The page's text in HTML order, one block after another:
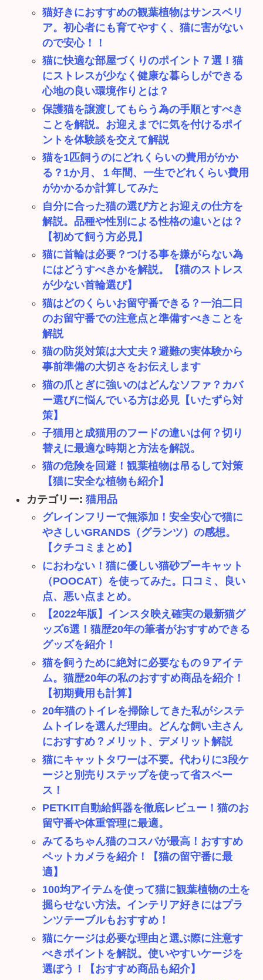
猫好きにおすすめの観葉植物はサンスベリ
ア。初心者にも育てやすく、猫に害がない
ので安心！！
猫に快適な部屋づくりのポイント７選！猫
にストレスが少なく健康な暮らしができる
心地の良い環境作りとは？
保護猫を譲渡してもらう為の手順とすべき
ことを解説。お迎えまでに気を付けるポイ
ントを体験談を交えて解説
猫を1匹飼うのにどれくらいの費用がかか
る？1か月、１年間、一生でどれくらい費用
がかかるか計算してみた
自分に合った猫の選び方とお迎えの仕方を
解説。品種や性別による性格の違いとは？
【初めて飼う方必見】
猫に首輪は必要？つける事を嫌がらない為
にはどうすべきかを解説。【猫のストレス
が少ない首輪選び】
猫はどのくらいお留守番できる？一泊二日
のお留守番での注意点と準備すべきことを
解説
猫の防災対策は大丈夫？避難の実体験から
事前準備の大切さをお伝えします
猫の爪とぎに強いのはどんなソファ？カバ
ー選びに悩んでいる方は必見【いたずら対
策】
子猫用と成猫用のフードの違いは何？切り
替えに最適な時期と方法を解説。
猫の危険を回避！観葉植物は吊るして対策
【猫に安全な植物も紹介】
カテゴリー: 猫用品
グレインフリーで無添加！安全安心で猫に
やさしいGRANDS（グランツ）の感想。
【クチコミまとめ】
におわない！猫に優しい猫砂プーキャット
（POOCAT）を使ってみた。口コミ、良い
点、悪い点まとめ。
【2022年版】インスタ映え確実の最新猫グ
ッズ6選！猫歴20年の筆者がおすすめできる
グッズを紹介！
猫を飼うために絶対に必要なもの９アイテ
ム。猫歴20年の私のおすすめ商品を紹介！
【初期費用も計算】
20年猫のトイレを掃除してきた私がシステ
ムトイレを選んだ理由。どんな飼い主さん
におすすめ？メリット、デメリット解説
猫にキャットタワーは不要。代わりに3段ケ
ージと別売りステップを使って省スペー
ス！
PETKIT自動給餌器を徹底レビュー！猫のお
留守番や体重管理に最適。
みてるちゃん猫のコスパが最高！おすすめ
ペットカメラを紹介！【猫の留守番に最
適】
100均アイテムを使って猫に観葉植物の土を
掘らせない方法。インテリア好きにはプラ
ンツテーブルもおすすめ！
猫にケージは必要な理由と選ぶ際に注意す
べきポイントを解説。使いやすいケージを
選ぼう！【おすすめ商品も紹介】